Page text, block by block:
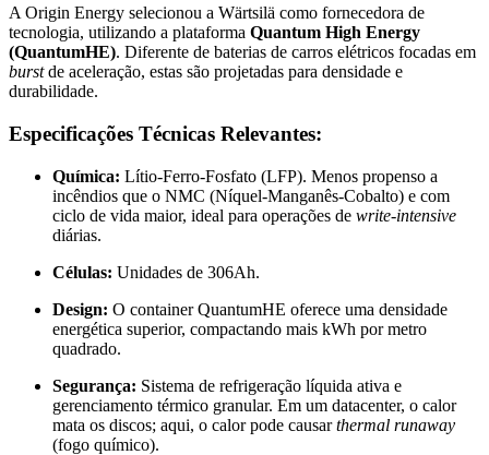
A Origin Energy selecionou a Wärtsilä como fornecedora de
tecnologia, utilizando a plataforma Quantum High Energy
(QuantumHE). Diferente de baterias de carros elétricos focadas em
burstde aceleração, estas são projetadas para densidade e
durabilidade.
Especificações Técnicas Relevantes:
Química: Lítio-Ferro-Fosfato (LFP). Menos propenso a
incêndios que o NMC (Níquel-Manganês-Cobalto) e com
ciclo de vida maior, ideal para operações de write-intensive
diárias.
Células: Unidades de 306Ah.
Design: O container QuantumHE oferece uma densidade
energética superior, compactando mais kWh por metro
quadrado.
Segurança: Sistema de refrigeração líquida ativa e
gerenciamento térmico granular. Em um datacenter, o calor
mata os discos; aqui, o calor pode causarthermal runaway
(fogo químico).